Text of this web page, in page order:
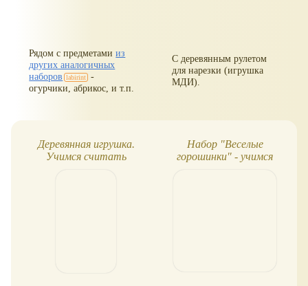
Рядом с предметамииз
других аналогичных
наборов
-
огурчики, абрикос, и т.п.
С деревянным рулетом
для нарезки (игрушка
МДИ).
Деревянная игрушка.
Учимся считать
Набор "Веселые
горошинки" - учимся